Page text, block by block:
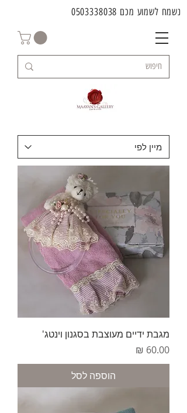
נשמח לשמוע מכם 0503338038
מגבת ידיים מעוצבת בסגנון וינטג'
מחיר
הוספה לסל